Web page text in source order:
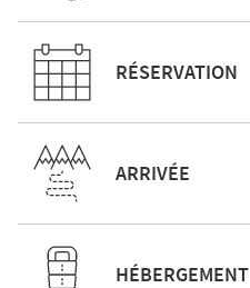
RÉSERVATION
ARRIVÉE
HÉBERGEMENT